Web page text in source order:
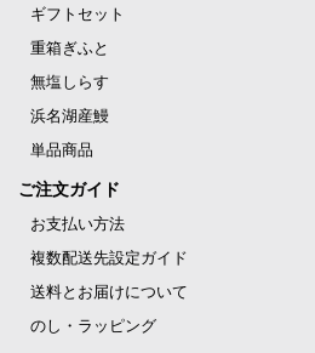
ギフトセット
重箱ぎふと
無塩しらす
浜名湖産鰻
単品商品
ご注文ガイド
お支払い方法
複数配送先設定ガイド
送料とお届けについて
のし・ラッピング